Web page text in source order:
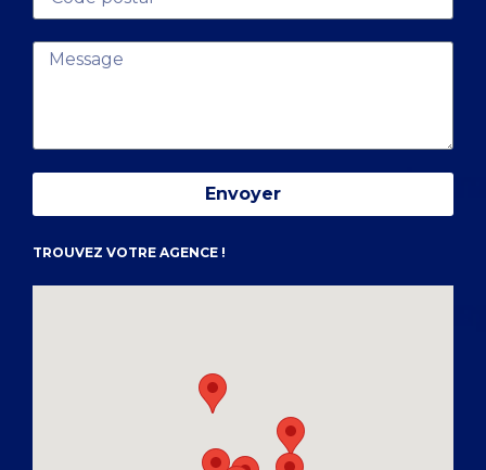
Envoyer
TROUVEZ VOTRE AGENCE !